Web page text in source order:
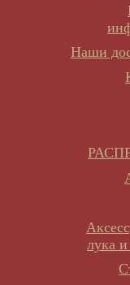
Наши
лука и